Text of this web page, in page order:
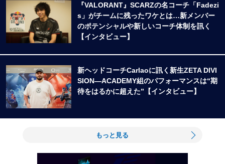
『VALORANT』SCARZの名コーチ「Fadezi
s」がチームに残ったワケとは…新メンバー
のポテンシャルや新しいコーチ体制を訊く
【インタビュー】
新ヘッドコーチCarlaoに訊く新生ZETA DIVI
SION―ACADEMY組のパフォーマンスは“期
待をはるかに超えた”【インタビュー】
もっと見る